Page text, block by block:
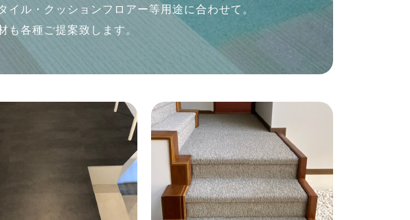
イル・クッションフロアー等用途に合わせて。
も各種ご提案致します。